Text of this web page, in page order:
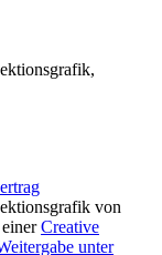
von
Creative
unter